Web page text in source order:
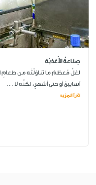
صِناعةُ الأَغذيَة
لعَلَّ مُعظمَ ما تناوَلْتَه من طعامٍ
أسابيعَ أو حتى أشهرٍ، لكنَّه لا ...
اقرأ المزيد